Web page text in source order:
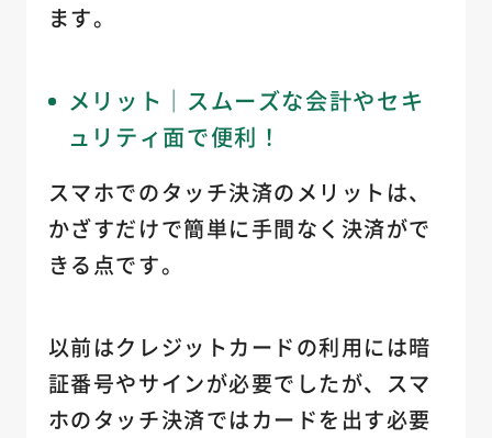
ます。
メリット｜スムーズな会計やセキ
ュリティ面で便利！
スマホでのタッチ決済のメリットは、
かざすだけで簡単に手間なく決済がで
きる点です。
以前はクレジットカードの利用には暗
証番号やサインが必要でしたが、スマ
ホのタッチ決済ではカードを出す必要